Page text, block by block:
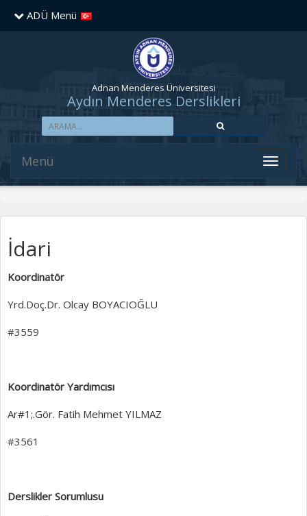
ADÜ Menü
Adnan Menderes Üniversitesi
Aydın Menderes Derslikleri
Menü
İdari
Koordinatör
Yrd.Doç.Dr. Olcay BOYACIOĞLU
#3559
Koordinatör Yardımcısı
Ar#1;.Gör. Fatih Mehmet YILMAZ
#3561
Derslikler Sorumlusu